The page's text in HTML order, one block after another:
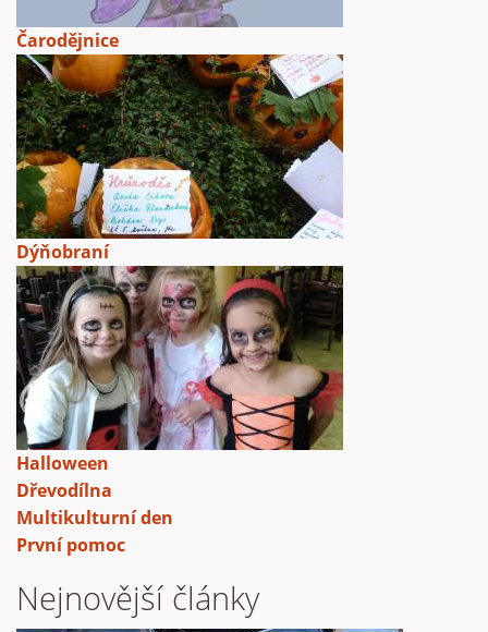
Čarodějnice
Dýňobraní
Halloween
Dřevodílna
Multikulturní den
První pomoc
Nejnovější články